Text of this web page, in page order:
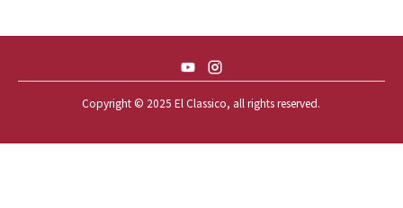
59 CADILLAC COUPE DEVILLE
59 CHEVY APACHE *アパ太郎
Copyright © 2025 El Classico, all rights reserved.️